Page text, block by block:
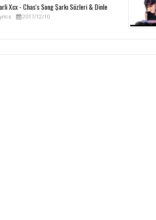
Xcx - Chas's Song Şarkı Sözleri & Dinle
2017/12/10